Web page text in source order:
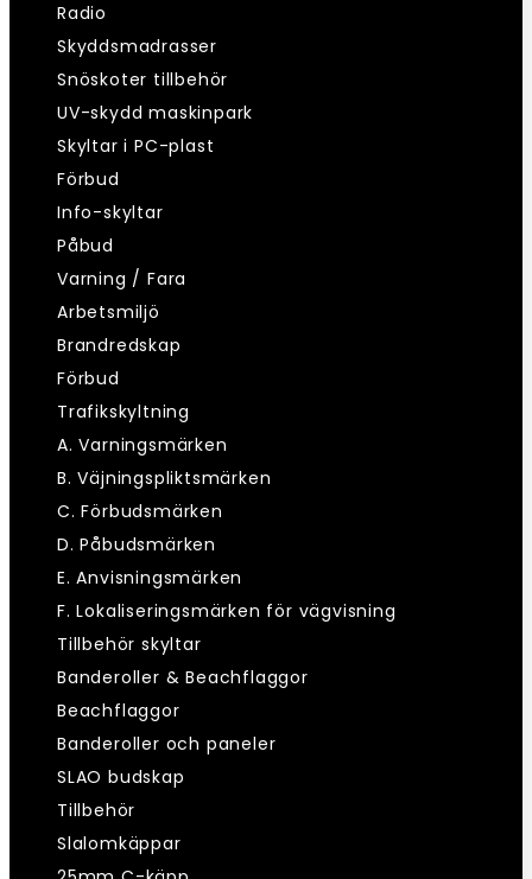
Radio
Skyddsmadrasser
Snöskoter tillbehör
UV-skydd maskinpark
Skyltar i PC-plast
Förbud
Info-skyltar
Påbud
Varning / Fara
Arbetsmiljö
Brandredskap
Förbud
Trafikskyltning
A. Varningsmärken
B. Väjningspliktsmärken
C. Förbudsmärken
D. Påbudsmärken
E. Anvisningsmärken
F. Lokaliseringsmärken för vägvisning
Tillbehör skyltar
Banderoller & Beachflaggor
Beachflaggor
Banderoller och paneler
SLAO budskap
Tillbehör
Slalomkäppar